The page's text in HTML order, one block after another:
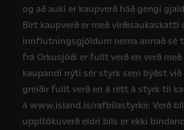
og að auki er kaupverð háð gengi
Birt kaupverð er með virðisaukaskatti
innflutningsgjöldum nema annað sé
frá Orkusjóði er fullt verð en verð
kaupandi nýti sér styrk sem býðst
greiðir fullt verð en á rétt á styrk til
á www.island.is/rafbilastyrkir. Verð
uppítökuverð eldri bíls er ekki